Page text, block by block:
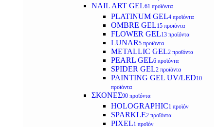
NAIL ART GEL61 προϊόντα
PLATINUM GEL4 προϊόντα
OMBRE GEL15 προϊόντα
FLOWER GEL13 προϊόντα
LUNAR5 προϊόντα
METALLIC GEL2 προϊόντα
PEARL GEL6 προϊόντα
SPIDER GEL2 προϊόντα
PAINTING GEL UV/LED10
προϊόντα
ΣΚΟΝΕΣ90 προϊόντα
HOLOGRAPHIC1 προϊόν
SPARKLE2 προϊόντα
PIXEL1 προϊόν